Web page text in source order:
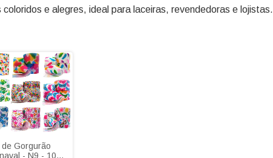
e alegres, ideal para laceiras, revendedoras e lojistas.
de Gorgurão
- N9 - 10